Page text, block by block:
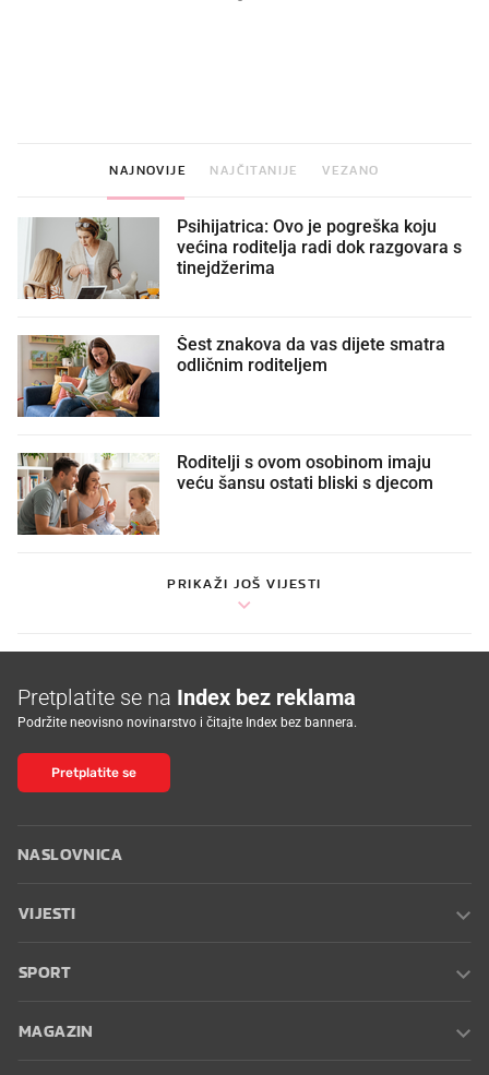
NAJNOVIJE NAJČITANIJE VEZANO
Psihijatrica: Ovo je pogreška koju
većina roditelja radi dok razgovara s
tinejdžerima
Šest znakova da vas dijete smatra
odličnim roditeljem
Roditelji s ovom osobinom imaju
veću šansu ostati bliski s djecom
PRIKAŽI JOŠ VIJESTI
Pretplatite se na Index bez reklama
Podržite neovisno novinarstvo i čitajte Index bez bannera.
Pretplatite se
NASLOVNICA
VIJESTI
SPORT
MAGAZIN